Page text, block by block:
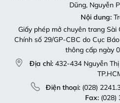
Dũng, Nguyễn
Nội dung:
Giấy phép mở chuyên trang Sài
Chính số 29/GP-CBC do Cục
thông cấp ngày
Địa chỉ: 432-434 Nguyễn
Điện thoại:(028)
Fax:(028)